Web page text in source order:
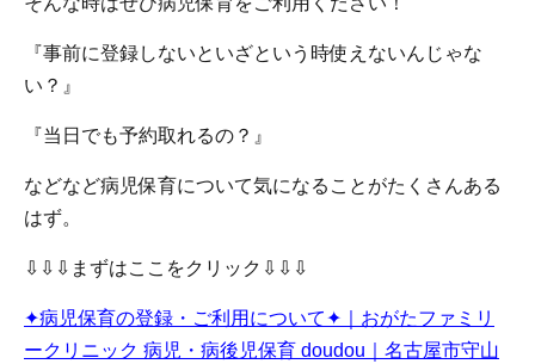
『事前に登録しないといざという時使えないんじゃな
い？』
『当日でも予約取れるの？』
などなど病児保育について気になることがたくさんある
はず。
⇩⇩⇩まずはここをクリック⇩⇩⇩
✦病児保育の登録・ご利用について✦｜おがたファミリ
ークリニック 病児・病後児保育 doudou｜名古屋市守山